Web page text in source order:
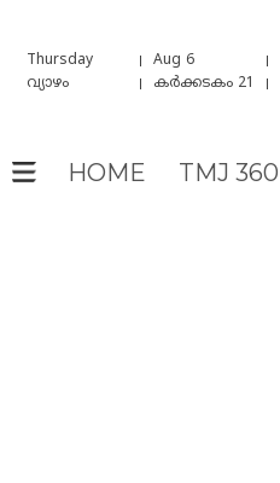
Thursday Aug 6
വ്യാഴം
കർക്കടകം 21
HOME TMJ 360